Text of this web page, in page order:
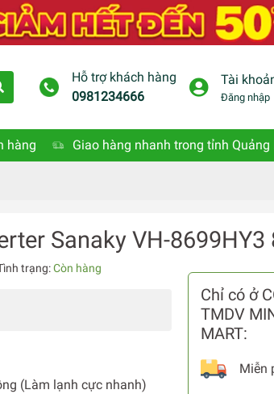
Hỗ trợ khách hàng
0981234666
Tài
Đăng nhập
hàng Giao hàng nhanh trong tỉnh Quảng
Sanaky VH-8699HY3
trạng:Còn hàng
(Làm lạnh cực nhanh)
Chỉ có ở
TMDV
MART:
Miễn